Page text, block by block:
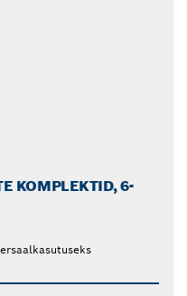
KOMPLEKTID, 6-